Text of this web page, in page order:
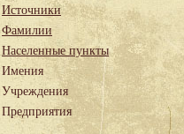
Источники
Фамилии
Населенные пункты
Имения
Учреждения
Предприятия